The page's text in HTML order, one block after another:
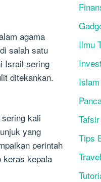
agama
salah satu
Israil sering
ditekankan.
kali
yang
perintah
keras kepala
Ilmu
Tafsir
Tips